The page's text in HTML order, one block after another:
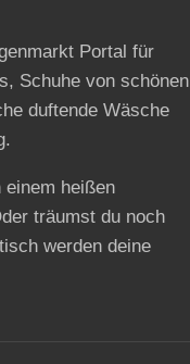
Portal für
Schuhe von schönen
duftende Wäsche
einem heißen
träumst du noch
werden deine